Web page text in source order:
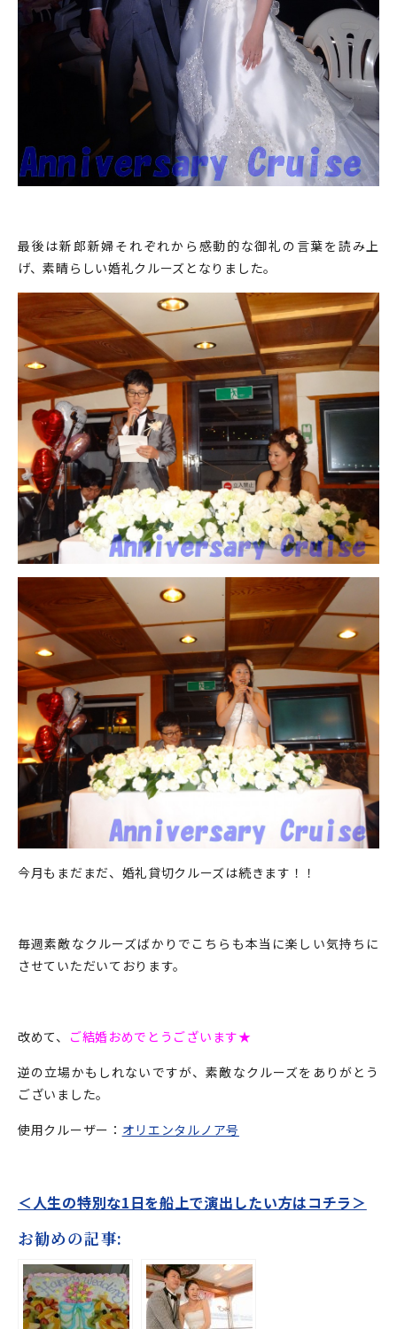
最後は新郎新婦それぞれから感動的な御礼の言葉を読み上
げ、素晴らしい婚礼クルーズとなりました。
今月もまだまだ、婚礼貸切クルーズは続きます！！
毎週素敵なクルーズばかりでこちらも本当に楽しい気持ちに
させていただいております。
改めて、
ご結婚おめでとうございます★
逆の立場かもしれないですが、素敵なクルーズをありがとう
ございました。
使用クルーザー： オリエンタルノア号
＜人生の特別な1日を船上で演出したい方はコチラ＞
お勧めの記事: